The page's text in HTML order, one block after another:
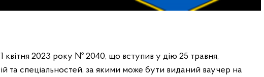
квітня 2023 року № 2040, що вступив у дію 25 травня,
та спеціальностей, за якими може бути виданий ваучер на